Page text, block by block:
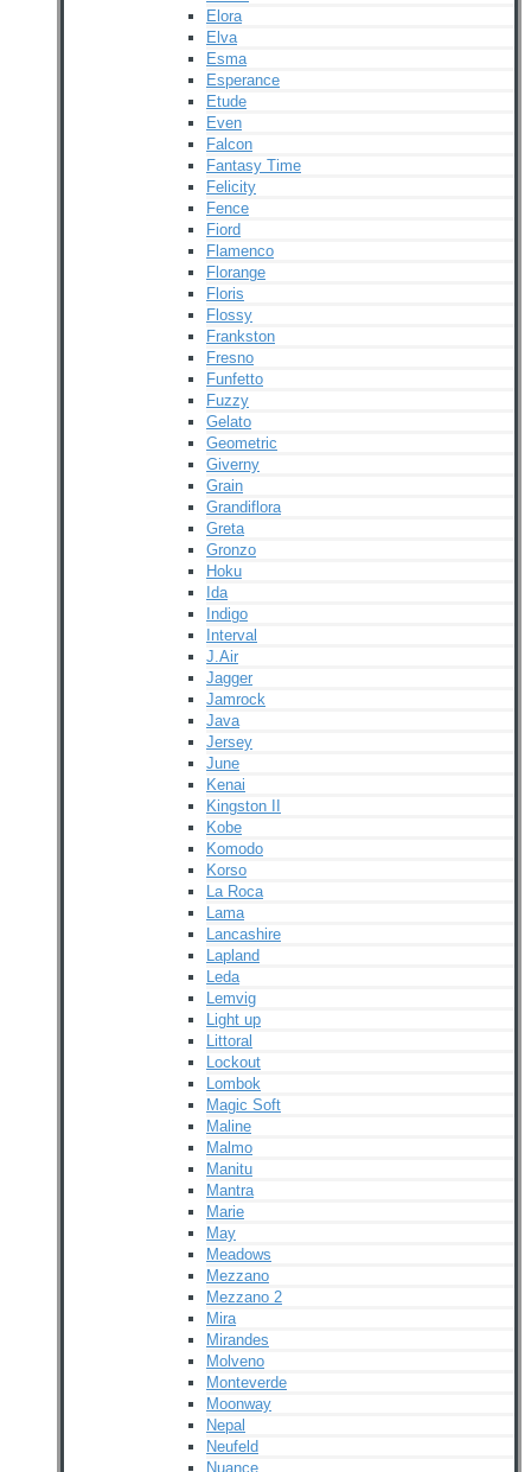
Elora
Elva
Esma
Esperance
Etude
Even
Falcon
Fantasy Time
Felicity
Fence
Fiord
Flamenco
Florange
Floris
Flossy
Frankston
Fresno
Funfetto
Fuzzy
Gelato
Geometric
Giverny
Grain
Grandiflora
Greta
Gronzo
Hoku
Ida
Indigo
Interval
J.Air
Jagger
Jamrock
Java
Jersey
June
Kenai
Kingston II
Kobe
Komodo
Korso
La Roca
Lama
Lancashire
Lapland
Leda
Lemvig
Light up
Littoral
Lockout
Lombok
Magic Soft
Maline
Malmo
Manitu
Mantra
Marie
May
Meadows
Mezzano
Mezzano 2
Mira
Mirandes
Molveno
Monteverde
Moonway
Nepal
Neufeld
Nuance